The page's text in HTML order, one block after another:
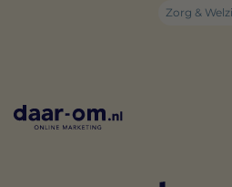
Zorg &